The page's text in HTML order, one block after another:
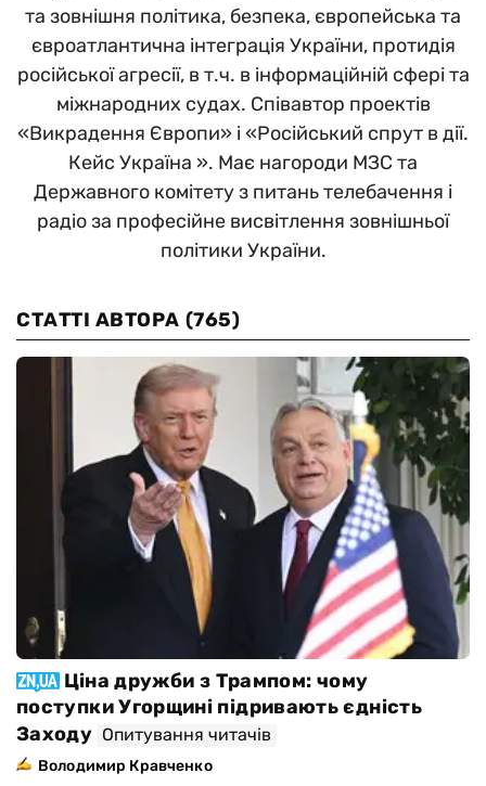
та зовнішня політика, безпека, європейська та
євроатлантична інтеграція України, протидія
російської агресії, в т.ч. в інформаційній сфері та
міжнародних судах. Співавтор проектів
«Викрадення Європи» і «Російський спрут в дії.
Кейс Україна ». Має нагороди МЗС та
Державного комітету з питань телебачення і
радіо за професійне висвітлення зовнішньої
політики України.
СТАТТІ АВТОРА (765)
Ціна дружби з Трампом: чому
поступки Угорщині підривають єдність
Заходу Опитування читачів
Володимир Кравченко